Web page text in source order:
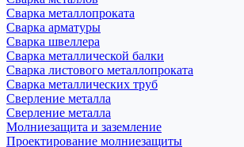
Сварка металлопроката
Сварка арматуры
Сварка швеллера
Сварка металлической балки
Сварка листового металлопроката
Сварка металлических труб
Сверление металла
Сверление металла
Молниезащита и заземление
Проектирование молниезащиты